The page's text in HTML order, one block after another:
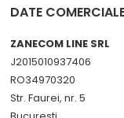
DATE
ZANECOM LINE SRL
J2015010937406
RO34970320
Str. Faurei, nr. 5